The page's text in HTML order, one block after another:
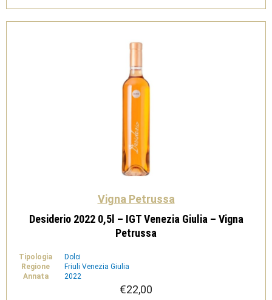
Biologico
Tenute
Vigna Petrussa
Desiderio 2022 0,5l – IGT Venezia Giulia – Vigna
Petrussa
Tipologia
Dolci
Regione
Friuli Venezia Giulia
Annata
2022
€22,00